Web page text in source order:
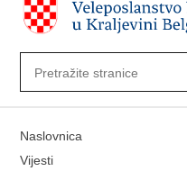
Naslovnica
Vijesti